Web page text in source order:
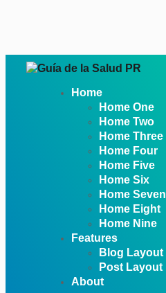
Home
Home One
Home Two
Home Three
Home Four
Home Five
Home Six
Home Seven
Home Eight
Home Nine
Features
Blog Layout
Post Layout
About